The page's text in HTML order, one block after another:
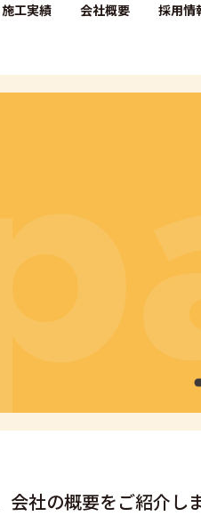
施工実績 会社概要 採用情
会社の概要をご紹介しま